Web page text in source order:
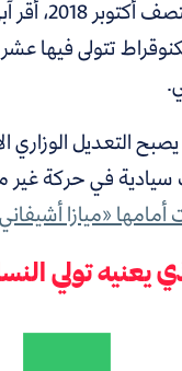
2018، أقر آبي أحمد
تتولى فيها
التعديل الوزاري
في حركة غير
«ميازا
يعنيه تولي